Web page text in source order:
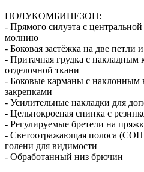
ПОЛУКОМБИНЕЗОН:
- Прямого силуэта с
молнию
- Боковая застёжка на две
- Притачная грудка с накладным
отделочной ткани
- Боковые карманы с наклонным
закрепками
- Усилительные накладки для
- Цельнокроеная спинка с
- Регулируемые бретели на
- Светоотражающая полоса
голени для видимости
- Обработанный низ брючин